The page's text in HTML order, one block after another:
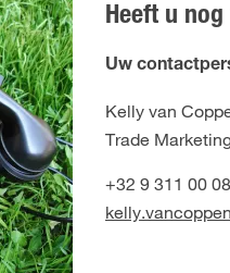
Heeft u
Uw
Kelly van
Trade
+32 9 311 00 08